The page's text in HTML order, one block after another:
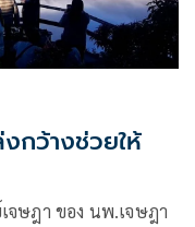
กว้างช่วยให้
ษฎา ของ นพ.เจษฎา